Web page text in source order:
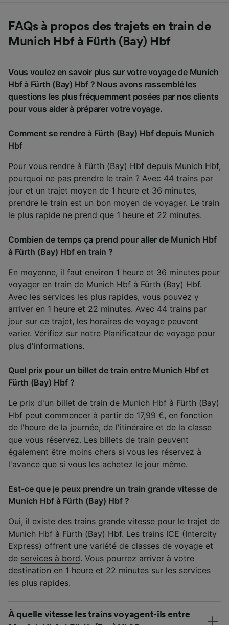
FAQs à propos des trajets en train de
Munich Hbf à Fürth (Bay) Hbf
Vous voulez en savoir plus sur votre voyage de Munich
Hbf à Fürth (Bay) Hbf ? Nous avons rassemblé les
questions les plus fréquemment posées par nos clients
pour vous aider à préparer votre voyage.
Comment se rendre à Fürth (Bay) Hbf depuis Munich
Hbf
Pour vous rendre à Fürth (Bay) Hbf depuis Munich Hbf,
pourquoi ne pas prendre le train ? Avec 44 trains par
jour et un trajet moyen de 1 heure et 36 minutes,
prendre le train est un bon moyen de voyager. Le train
le plus rapide ne prend que 1 heure et 22 minutes.
Combien de temps ça prend pour aller de Munich Hbf
à Fürth (Bay) Hbf en train ?
En moyenne, il faut environ 1 heure et 36 minutes pour
voyager en train de Munich Hbf à Fürth (Bay) Hbf.
Avec les services les plus rapides, vous pouvez y
arriver en 1 heure et 22 minutes. Avec 44 trains par
jour sur ce trajet, les horaires de voyage peuvent
varier. Vérifiez sur notre Planificateur de voyage pour
plus d'informations.
Quel prix pour un billet de train entre Munich Hbf et
Fürth (Bay) Hbf ?
Le prix d'un billet de train de Munich Hbf à Fürth (Bay)
Hbf peut commencer à partir de 17,99 €, en fonction
de l'heure de la journée, de l'itinéraire et de la classe
que vous réservez. Les billets de train peuvent
également être moins chers si vous les réservez à
l'avance que si vous les achetez le jour même.
Est-ce que je peux prendre un train grande vitesse de
Munich Hbf à Fürth (Bay) Hbf ?
Oui, il existe des trains grande vitesse pour le trajet de
Munich Hbf à Fürth (Bay) Hbf. Les trains ICE (Intercity
Express) offrent une variété de classes de voyage et
de services à bord. Vous pourrez arriver à votre
destination en 1 heure et 22 minutes sur les services
les plus rapides.
À quelle vitesse les trains voyagent-ils entre